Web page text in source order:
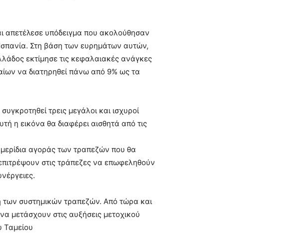
απετέλεσε υπόδειγμα που ακολούθησαν
Στη βάση των ευρημάτων αυτών,
εκτίμησε τις κεφαλαιακές ανάγκες
να διατηρηθεί πάνω από 9% ως τα
τρεις μεγάλοι και ισχυροί
η εικόνα θα διαφέρει αισθητά από τις
αγοράς των τραπεζών που θα
στις τράπεζες να επωφεληθούν
των συστημικών τραπεζών. Από τώρα και
μετάσχουν στις αυξήσεις μετοχικού
Ταμείου